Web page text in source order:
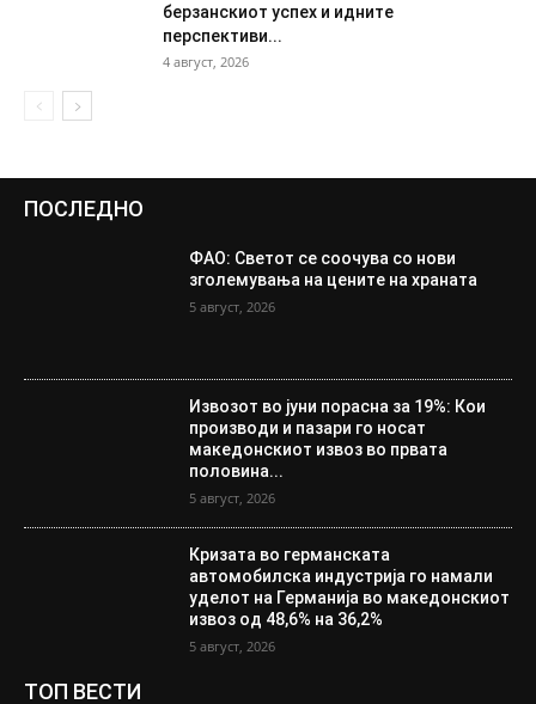
берзанскиот успех и идните
перспективи...
4 август, 2026
ПОСЛЕДНО
ФАО: Светот се соочува со нови
зголемувања на цените на храната
5 август, 2026
Извозот во јуни порасна за 19%: Кои
производи и пазари го носат
македонскиот извоз во првата
половина...
5 август, 2026
Кризата во германската
автомобилска индустрија го намали
уделот на Германија во македонскиот
извоз од 48,6% на 36,2%
5 август, 2026
ТОП ВЕСТИ